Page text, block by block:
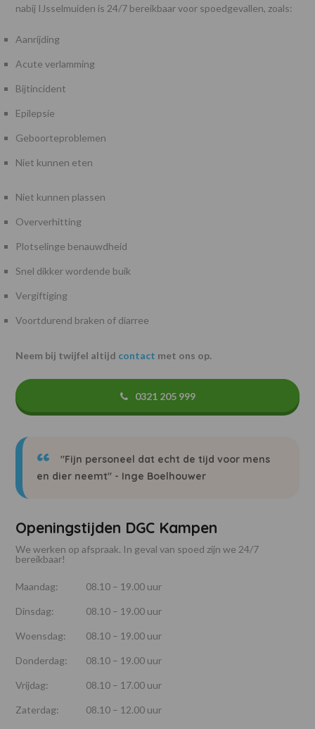
nabij IJsselmuiden is 24/7 bereikbaar voor spoedgevallen, zoals:
Aanrijding
Acute verlamming
Bijtincident
Epilepsie
Geboorteproblemen
Niet kunnen eten
Niet kunnen plassen
Oververhitting
Plotselinge benauwdheid
Snel dikker wordende buik
Vergiftiging
Voortdurend braken of diarree
Neem bij twijfel altijd contact met ons op.
0321 205 999
"Fijn personeel dat echt de tijd voor mens
en dier neemt" - Inge Boelhouwer
Openingstijden DGC Kampen
We werken op afspraak. In geval van spoed zijn we 24/7
bereikbaar!
Maandag: 08.10 – 19.00 uur
Dinsdag: 08.10 – 19.00 uur
Woensdag: 08.10 – 19.00 uur
Donderdag: 08.10 – 19.00 uur
Vrijdag: 08.10 – 17.00 uur
Zaterdag: 08.10 – 12.00 uur